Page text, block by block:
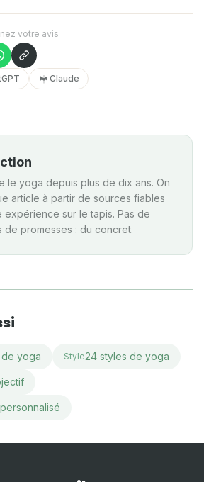
votre avis
Claude
le yoga depuis plus de dix ans. On
article à partir de sources fiables
expérience sur le tapis. Pas de
de promesses : du concret.
yoga Style24 styles de yoga